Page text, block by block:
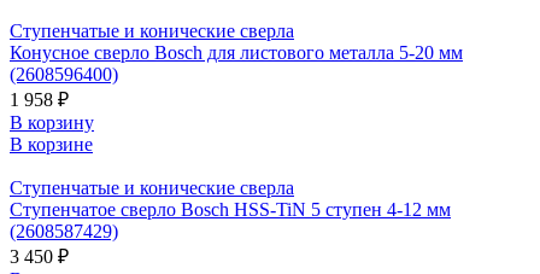
Ступенчатые и конические сверла
Конусное сверло Bosch для листового металла 5-20 мм
(2608596400)
1 958 ₽
В корзину
В корзине
Ступенчатые и конические сверла
Ступенчатое сверло Bosch HSS-TiN 5 ступен 4-12 мм
(2608587429)
3 450 ₽